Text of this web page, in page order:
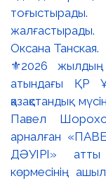
⚜️2026 жылдың
атындағы ҚР
қазақстандық
Павел
арналған
ДӘУІРІ» атты
көрмесінің